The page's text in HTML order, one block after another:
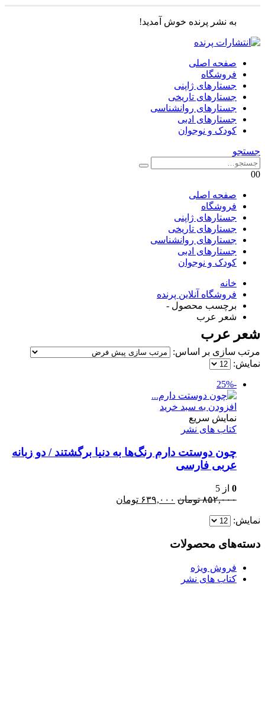
به نشر پرنده خوش آمدید!
صفحه اصلی
فروشگاه
جستارهای ژاپنی
جستارهای تاریخی
جستارهای روانشناسی
جستارهای ادبی
کودک و نوجوان
جستجو
00
صفحه اصلی
فروشگاه
جستارهای ژاپنی
جستارهای تاریخی
جستارهای روانشناسی
جستارهای ادبی
کودک و نوجوان
خانه
فروشگاه آنلاین پرنده
برچسب محصول -
شعر عرب
شعر عرب
مرتب سازی بر اساس:
نمایش:
-25%
افزودن به سبد خرید
نمایش سریع
کتاب های نشر
چون دوستت دارم رنگ‌ها به دنیا برگشتند / دو زبانه
عربی فارسی
0 از 5
۸۵۲,۰۰۰ تومان قیمت
۶۳۹,۰۰۰ تومان
نمایش:
دسته‌های محصولات
فروش ویژه
کتاب های نشر